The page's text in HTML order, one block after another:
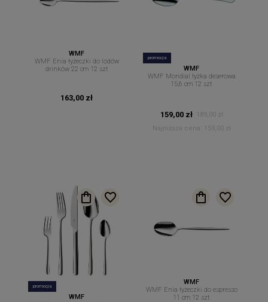
WMF
WMF Enia łyżeczki do lodów
drinków 22 cm 12 szt
163,00 zł
promocja
WMF
WMF Mondial łyżka deserowa
15,6 cm 12 szt
159,00 zł
189,00 zł
Najniższa cena:
159,00 zł
promocja
WMF
WMF
WMF Enia łyżeczki do espresso
11 cm 12 szt